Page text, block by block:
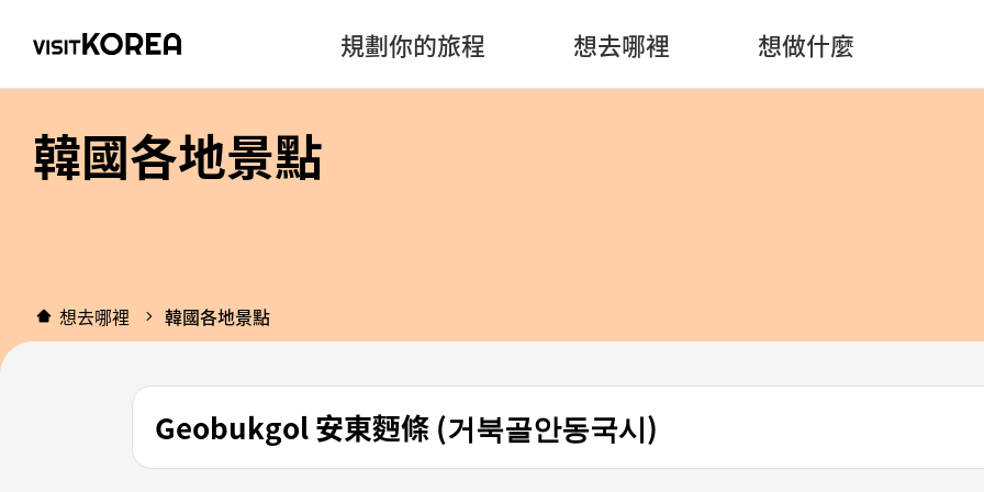
規劃你的旅程 想去哪裡 想做什麼
韓國各地景點
想去哪裡 韓國各地景點
Geobukgol 安東麪條 (거북골안동국시)